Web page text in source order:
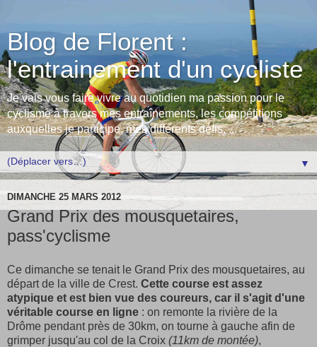
Blog de Florent :
l'entrainement d'un cycliste
Je vais vous faire vivre au quotidien ma passion pour le
cyclisme à travers mes entraînements, les compétitions
auxquelles je participe, mes différents défis, ...
▼
DIMANCHE 25 MARS 2012
Grand Prix des mousquetaires,
pass'cyclisme
Ce dimanche se tenait le Grand Prix des mousquetaires, au
départ de la ville de Crest. Cette course est assez
atypique et est bien vue des coureurs, car il s'agit d'une
véritable course en ligne : on remonte la rivière de la
Drôme pendant près de 30km, on tourne à gauche afin de
grimper jusqu'au col de la Croix (11km de montée),